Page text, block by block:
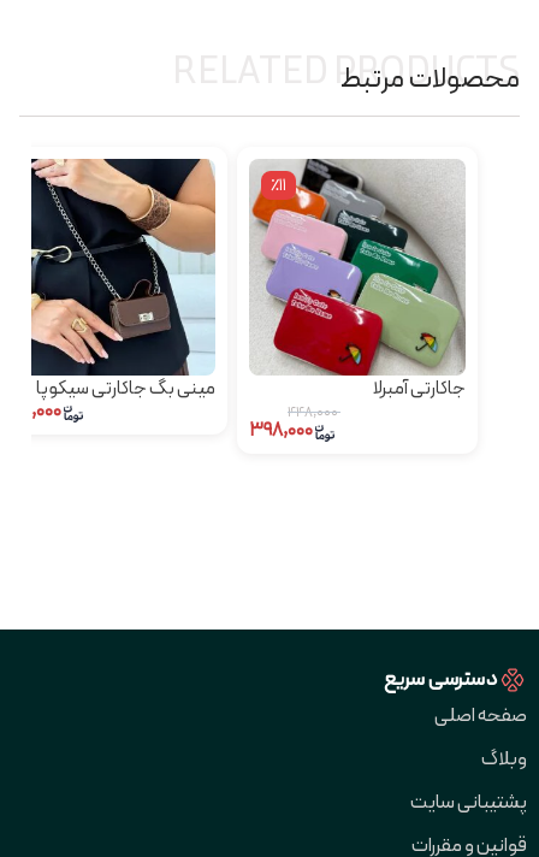
محصولات مرتبط
RELATED PRODUCTS
٪11
جاکارتی آمبرلا
۴۴۸,۰۰۰
مینی بگ جاکارتی سیکوپا
دسترسی سریع
صفحه اصلی
وبلاگ
پشتیبانی سایت
قوانین و مقررات